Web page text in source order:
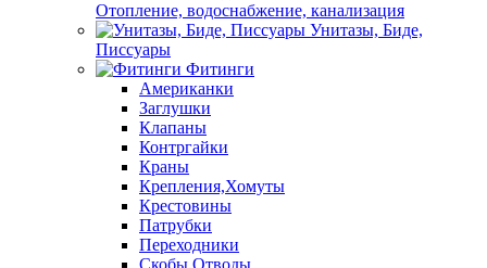
Отопление, водоснабжение, канализация
Унитазы, Биде,
Писсуары
Фитинги
Американки
Заглушки
Клапаны
Контргайки
Краны
Крепления,Хомуты
Крестовины
Патрубки
Переходники
Скобы,Отводы